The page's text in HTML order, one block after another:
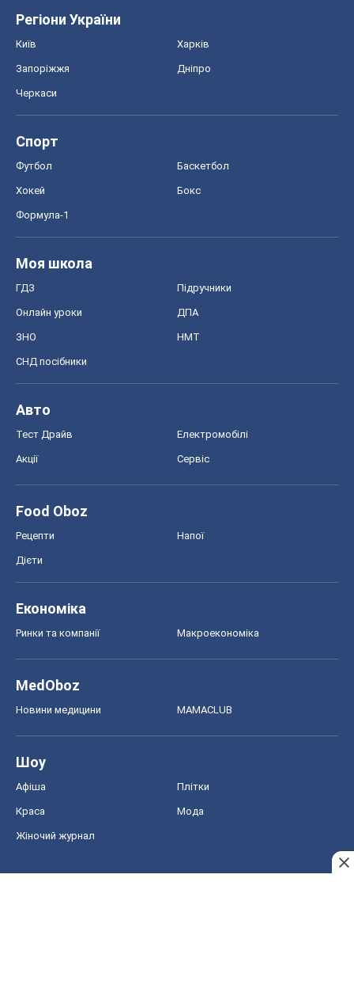
Регіони України
Київ Харків
Запоріжжя Дніпро
Черкаси
Спорт
Футбол Баскетбол
Хокей Бокс
Формула-1
Моя школа
ГДЗ Підручники
Онлайн уроки ДПА
ЗНО НМТ
СНД посібники
Авто
Тест Драйв Електромобілі
Акції Сервіс
Food Oboz
Рецепти Напої
Дієти
Економіка
Ринки та компанії Макроекономіка
MedOboz
Новини медицини MAMACLUB
Шоу
Афіша Плітки
Краса Мода
Жіночий журнал